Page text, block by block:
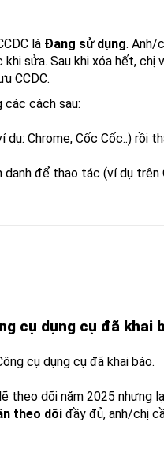
là Đang sử dụng. Anh/
sửa. Sau khi xóa hết, chị
CCDC.
cách sau:
Chrome, Cốc Cốc..) rồi
để thao tác (ví dụ trên
cụ dụng cụ đã khai
cụ dụng cụ đã khai báo.
theo dõi năm 2025 nhưng
theo dõi đầy đủ, anh/chị